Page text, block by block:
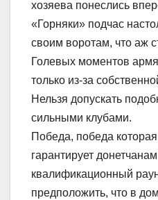
хозяева понеслись
«Горняки» подчас
своим воротам, что аж
Голевых моментов
только из-за
Нельзя допускать
сильными клубами.
Победа, победа
гарантирует
квалификационный
предположить, что в